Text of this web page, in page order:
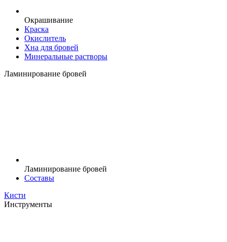
Окрашивание
Краска
Окислитель
Хна для бровей
Минеральные растворы
Ламинирование бровей
Ламинирование бровей
Составы
Кисти
Инструменты